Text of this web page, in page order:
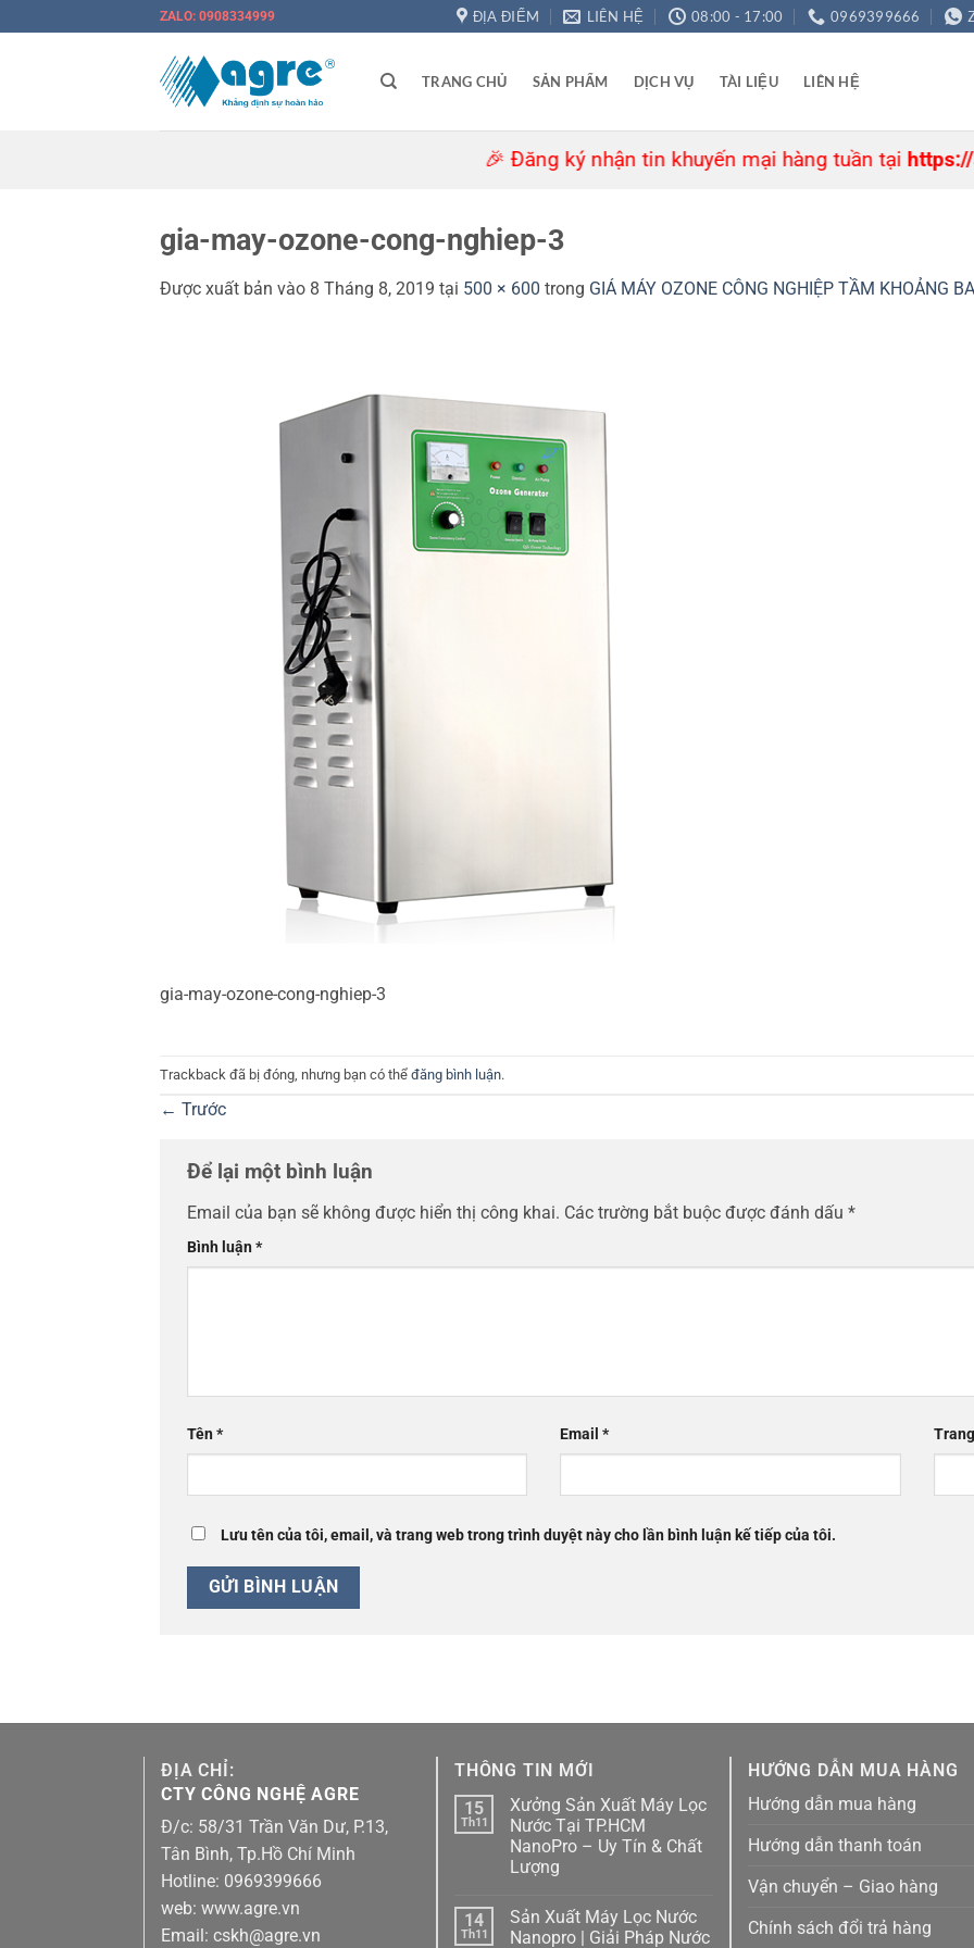
ZALO: 0908334999 ĐỊA ĐIỂM LIÊN HỆ 08:00 - 17:00 0969399666
TRANG CHỦ SẢN PHẨM DỊCH VỤ TÀI LIỆU LIÊN HỆ
🎉 Đăng ký nhận tin khuyến mại hàng tuần tạihttps://
gia-may-ozone-cong-nghiep-3
Được xuất bản vào 8 Tháng 8, 2019 tại 500 × 600 trong GIÁ MÁY OZONE CÔNG NGHIỆP TẦM KHOẢNG
gia-may-ozone-cong-nghiep-3
Trackback đã bị đóng, nhưng bạn có thể đăng bình luận.
← Trước
Để lại một bình luận
Email của bạn sẽ không được hiển thị công khai. Các trường bắt buộc được đánh dấu *
Bình luận*
Tên* Email*
Lưu tên của tôi, email, và trang web trong trình duyệt này cho lần bình luận kế tiếp của tôi.
ĐỊA CHỈ:
CTY CÔNG NGHỆ AGRE
Đ/c: 58/31 Trần Văn Dư, P.13,
Tân Bình, Tp.Hồ Chí Minh
Hotline: 0969399666
web: www.agre.vn
Email: cskh@agre.vn
THÔNG TIN MỚI
15
Th11
Xưởng Sản Xuất Máy Lọc
Nước Tại TP.HCM
NanoPro – Uy Tín & Chất
Lượng
bình
luận
ở
14
Th11
Sản Xuất Máy Lọc Nước
Nanopro | Giải Pháp Nước
HƯỚNG DẪN MUA HÀNG
Hướng dẫn mua hàng
Hướng dẫn thanh toán
Vận chuyển – Giao hàng
Chính sách đổi trả hàng